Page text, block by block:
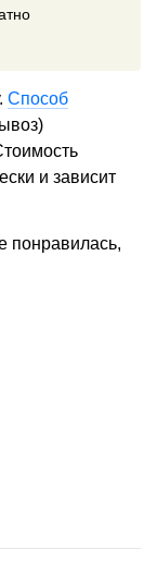
Способ
и зависит
понравилась,